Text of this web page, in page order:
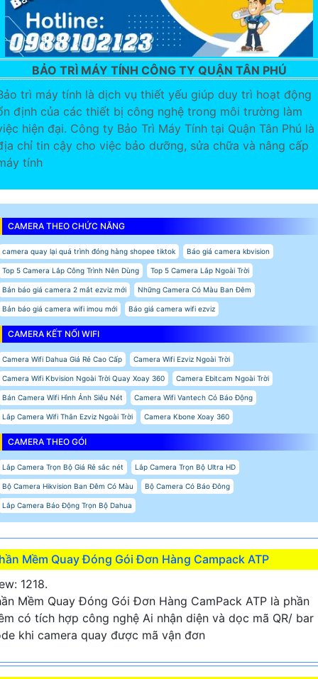
BẢO TRÌ MÁY TÍNH CÔNG TY QUẬN TÂN PHÚ
trì máy tính là dịch vụ thiết yếu giúp duy trì hoạt động
định của các thiết bị công nghệ trong môi trường làm
hiện đại. Công ty Bảo Trì Máy Tính tại Quận Tân Phú là
chỉ tin cậy cho việc bảo dưỡng, sửa chữa và nâng cấp
tính
CAMERA THEO CHỨC NĂNG
camera quay lại quá trình đóng hàng shopee tiktok Báo giá camera kbvision
Top 5 Camera Lắp Công Trình Nên Dùng Top 5 Camera Lắp Ngoài Trời
Bản báo giá camera 2 mắt ezviz mới Những Camera Có Màu Ban Đêm
Bản báo giá camera wifi imou mới Báo giá camera wifi ezviz
CAMERA KẾT NỐI WIFI
Camera Wifi Dahua Giá Rẻ Cao Cấp Camera Wifi Ezviz Ngoài Trời
Camera Wifi Kbvision Ngoài Trời Quay Xoay 360 Camera Ebitcam Ngoài Trời
Bán Camera Wifi Hình Ảnh Siêu Nét Camera Wifi Vantech Có Báo Động
Lắp Camera Wifi Thân Ezviz Ngoài Trời Camera Kbone Xoay 360
CAMERA THEO GÓI
Lắp Camera Trọn Bộ Giá Rẻ sắc nét Lắp Camera Trọn Bộ Ultra HD
Bộ Camera Hikvision Ban Đêm Có Màu Bộ Camera Có Báo Đông
Lắp Camera Báo Động Trọn Bộ Dahua
Mềm Quay Đóng Gói Đơn Hàng Campack ATP
1218.
Mềm Quay Đóng Gói Đơn Hàng CamPack ATP là phần
có tích hợp công nghệ Ai nhận diện và dọc mã QR/ bar
khi camera quay được mã vận đơn